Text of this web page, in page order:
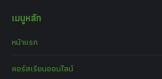
เมนูหลัก
หน้าแรก
คอร์สเรียนออนไลน์